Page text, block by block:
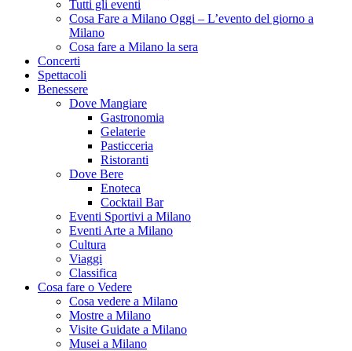
Tutti gli eventi
Cosa Fare a Milano Oggi – L’evento del giorno a
Milano
Cosa fare a Milano la sera
Concerti
Spettacoli
Benessere
Dove Mangiare
Gastronomia
Gelaterie
Pasticceria
Ristoranti
Dove Bere
Enoteca
Cocktail Bar
Eventi Sportivi a Milano
Eventi Arte a Milano
Cultura
Viaggi
Classifica
Cosa fare o Vedere
Cosa vedere a Milano
Mostre a Milano
Visite Guidate a Milano
Musei a Milano